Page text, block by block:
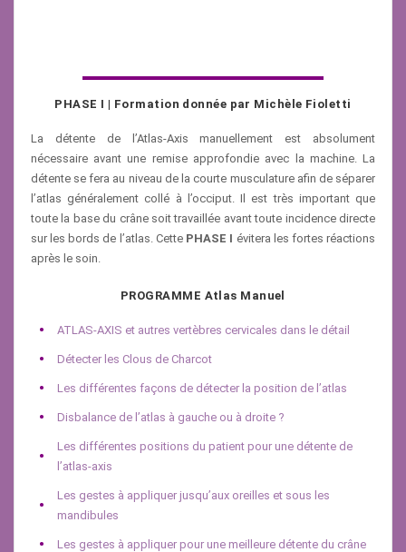
PHASE I | Formation donnée par Michèle Fioletti
La détente de l’Atlas-Axis manuellement est absolument
nécessaire avant une remise approfondie avec la machine. La
détente se fera au niveau de la courte musculature afin de séparer
l’atlas généralement collé à l’occiput. Il est très important que
toute la base du crâne soit travaillée avant toute incidence directe
sur les bords de l’atlas. Cette PHASE I évitera les fortes réactions
après le soin.
PROGRAMME Atlas Manuel
ATLAS-AXIS et autres vertèbres cervicales dans le détail
Détecter les Clous de Charcot
Les différentes façons de détecter la position de l’atlas
Disbalance de l’atlas à gauche ou à droite ?
Les différentes positions du patient pour une détente de
l’atlas-axis
Les gestes à appliquer jusqu’aux oreilles et sous les
mandibules
Les gestes à appliquer pour une meilleure détente du crâne